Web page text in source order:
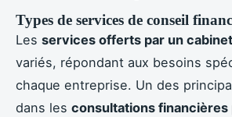
Types de services de conseil
Les services offerts par un
variés, répondant aux besoins
chaque entreprise. Un des
dans les consultations financières